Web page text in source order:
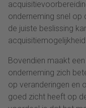
onderneming snel op
de juiste beslissing
Bovendien maakt
onderneming zich
op veranderingen en
goed zicht heeft op